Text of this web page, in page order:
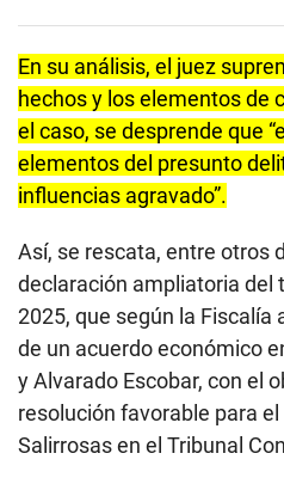
En su análisis, el juez
hechos y los elementos de
el caso, se desprende que
elementos del presunto
influencias agravado”.
Así, se rescata, entre otros
declaración ampliatoria del
2025, que según la Fiscalía
de un acuerdo económico
y Alvarado Escobar, con el
resolución favorable para
Salirrosas en el Tribunal